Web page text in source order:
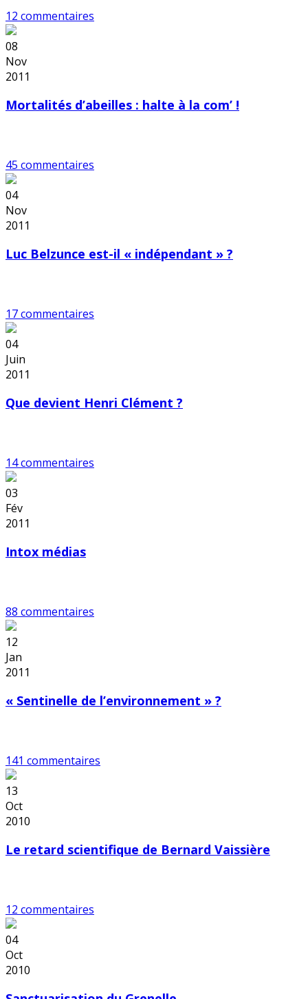
12 commentaires
08
Nov
2011
Mortalités d’abeilles : halte à la com’ !
45 commentaires
04
Nov
2011
Luc Belzunce est-il « indépendant » ?
17 commentaires
04
Juin
2011
Que devient Henri Clément ?
14 commentaires
03
Fév
2011
Intox médias
88 commentaires
12
Jan
2011
« Sentinelle de l’environnement » ?
141 commentaires
13
Oct
2010
Le retard scientifique de Bernard Vaissière
12 commentaires
04
Oct
2010